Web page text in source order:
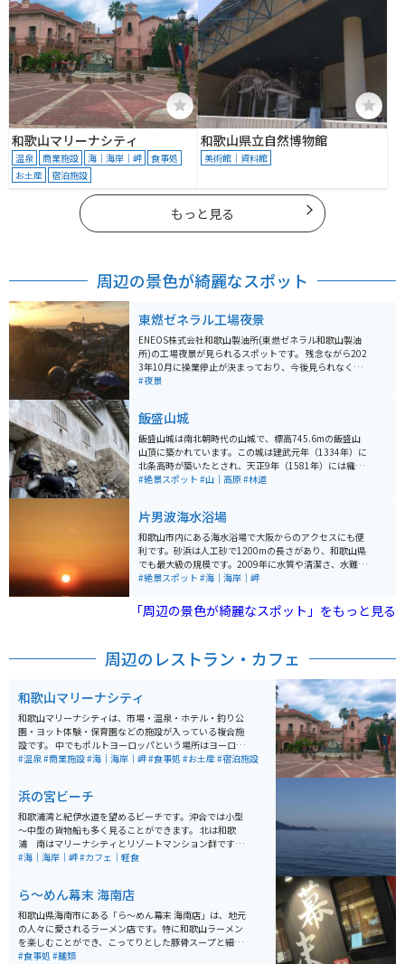
和歌山マリーナシティ
温泉 商業施設 海｜海岸｜岬
食事処
お土産
宿泊施設
和歌山県立自然博物館
美術館｜資料館
もっと見る
周辺の景色が綺麗なスポット
東燃ゼネラル工場夜景
ENEOS株式会社和歌山製油所(東燃ゼネラル和歌山製油
所)の工場夜景が見られるスポットです。 残念ながら202
3年10月に操業停止が決まっており、今後見られなくな
ってしまう可能性が高いです。 Googleマップでは『和歌
ください。みかん畑は私有地ですのでくれぐれも入らな
いようにしてください。
#夜景
飯盛山城
飯盛山城は南北朝時代の山城で、標高745.6mの飯盛山
山頂に築かれています。この城は建武元年（1334年）に
北条高時が築いたとされ、天正9年（1581年）には織田
信長による高野山攻めの際、高野山衆徒が籠もったとも
境中の秘境で地図にはあるが道がないです。 飯盛山城の
特徴として、中世初期の山城ゆえに石垣はなく、山の地
形を利用した土塁や横堀などの遺構が今も確認できま
す。しかし、現在山頂は整備されておらず、草木をかき
分ける形で三角点を見つけることができます。 飯盛山自
て名づく」とある山で、西側にある龍門山から伸びる龍
門山脈に属します。飯盛山城は、歴史愛好家やハイキン
#絶景スポット #山｜高原#林道
片男波海水浴場
和歌山市内にある海水浴場で大阪からのアクセスにも便
利です。砂浜は人工砂で1200mの長さがあり、和歌山県
でも最大級の規模です。2009年に水質や清潔さ、水難対
策などが評価され「快水浴場百選 海の部特選」に選ばれ
り、施設も充実しています。駐車場は17時までで有料で
す。
#絶景スポット #海｜海岸｜岬
「周辺の景色が綺麗なスポット」をもっと見る
周辺のレストラン・カフェ
和歌山マリーナシティ
和歌山マリーナシティは、市場・温泉・ホテル・釣り公
園・ヨット体験・保育園などの施設が入っている複合施
設です。 中でもポルトヨーロッパという場所はヨーロッ
パの街並みをイメージしており、SNSでも写真映えす
#温泉#商業施設#海｜海岸｜岬#食事処 #お土産#宿泊施設
浜の宮ビーチ
和歌浦湾と紀伊水道を望めるビーチです。沖合では小型
～中型の貨物船も多く見ることができます。 北は和歌
浦 南はマリーナシティとリゾートマンション群です。
紀伊水道に沈む夕日がきれいな場所でもあります。 夏は
#海｜海岸｜岬#カフェ｜軽食
ら～めん幕末 海南店
和歌山県海南市にある「ら～めん幕末 海南店」は、地元
の人々に愛されるラーメン店です。特に和歌山ラーメン
を楽しむことができ、こってりとした豚骨スープと細麺
の絶妙なバランスが特徴です。メニューには、チャーシ
#食事処 #麺類